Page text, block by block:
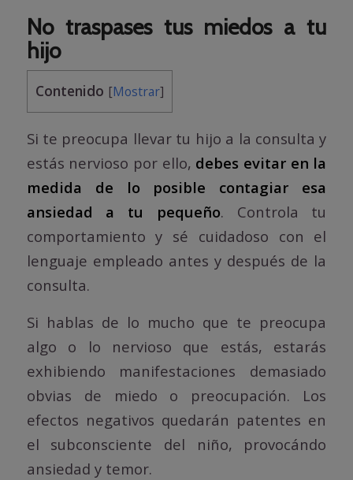
No traspases tus miedos a tu
hijo
Contenido [Mostrar]
Si te preocupa llevar tu hijo a la consulta y
estás nervioso por ello, debes evitar en la
medida de lo posible contagiar esa
ansiedad a tu pequeño. Controla tu
comportamiento y sé cuidadoso con el
lenguaje empleado antes y después de la
consulta.
Si hablas de lo mucho que te preocupa
algo o lo nervioso que estás, estarás
exhibiendo manifestaciones demasiado
obvias de miedo o preocupación. Los
efectos negativos quedarán patentes en
el subconsciente del niño, provocándo
ansiedad y temor.